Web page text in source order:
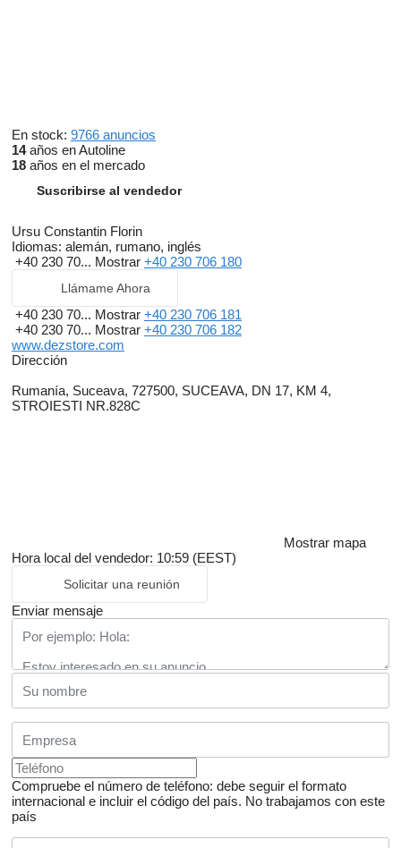
En stock: 9766 anuncios
14años en Autoline
18 años en el mercado
Suscribirse al vendedor
Ursu Constantin Florin
Idiomas: alemán, rumano, inglés
+40 230 70... Mostrar +40 230 706 180
Llámame Ahora
+40 230 70... Mostrar +40 230 706 181
+40 230 70... Mostrar +40 230 706 182
www.dezstore.com
Dirección
Rumanía, Suceava, 727500, SUCEAVA, DN 17, KM 4,
STROIESTI NR.828C
Mostrar mapa
Hora local del vendedor: 10:59 (EEST)
Solicitar una reunión
Enviar mensaje
Compruebe el número de teléfono: debe seguir el formato
internacional e incluir el código del país. No trabajamos con este
país